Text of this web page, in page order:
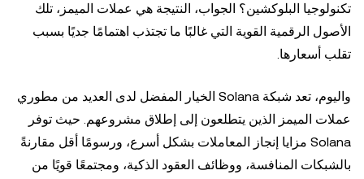
تكنولوجيا البلوكشين؟ الجواب، النتيجة هي عملات الميمز، تلك
الأصول الرقمية القوية التي غالبًا ما تجتذب اهتمامًا جديًا بسبب
تقلب أسعارها.
واليوم، تعد شبكة Solana الخيار المفضل لدى العديد من مطوري
عملات الميمز الذين يتطلعون إلى إطلاق مشروعهم. حيث توفر
Solana مزايا إنجاز المعاملات بشكل أسرع، ورسومًا أقل مقارنةً
بالشبكات المنافسة، ووظائف العقود الذكية، ومجتمعًا قويًا من